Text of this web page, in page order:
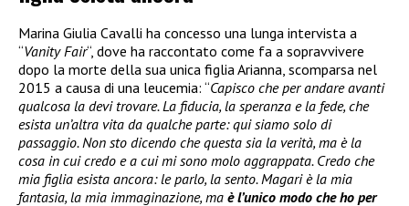
Marina Giulia Cavalli ha concesso una lunga intervista a
“Vanity Fair“, dove ha raccontato come fa a sopravvivere
dopo la morte della sua unica figlia Arianna, scomparsa nel
2015 a causa di una leucemia: “Capisco che per andare avanti
qualcosa la devi trovare. La fiducia, la speranza e la fede, che
esista un’altra vita da qualche parte: qui siamo solo di
passaggio. Non sto dicendo che questa sia la verità, ma è la
cosa in cui credo e a cui mi sono molo aggrappata. Credo che
mia figlia esista ancora: le parlo, la sento. Magari è la mia
fantasia, la mia immaginazione, ma è l’unico modo che ho per